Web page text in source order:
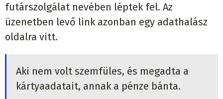
futárszolgálat nevében léptek fel. Az
üzenetben levő link azonban egy adathalász
oldalra vitt.
Aki nem volt szemfüles, és megadta a
kártyaadatait, annak a pénze bánta.